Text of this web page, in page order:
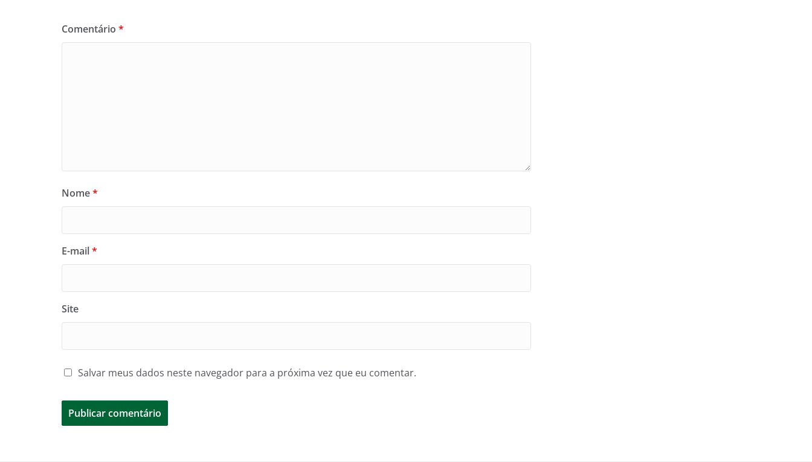
Comentário *
Nome*
E-mail*
Site
Salvar meus dados neste navegador para a próxima vez que eu comentar.